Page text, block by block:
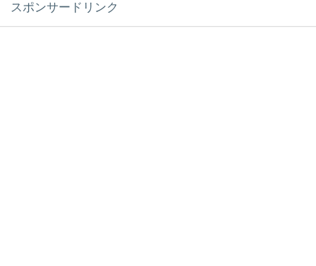
スポンサードリンク